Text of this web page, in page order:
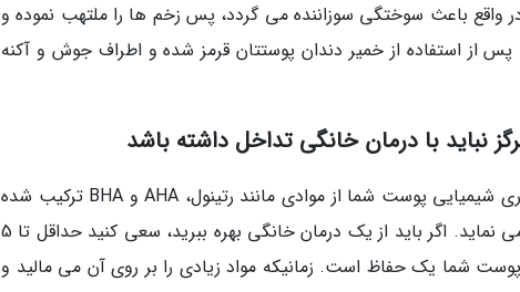
واقع باعث سوختگی سوزاننده می گردد، پس زخم ها را ملتهب نموده و
استفاده از خمیر دندان پوستتان قرمز شده و اطراف جوش و آکنه
نباید با درمان خانگی تداخل داشته باشد
اگر از محصولاتی استفاده می کنید که برای لایه برداری شیمیایی پوست شما از موادی مانند رتینول، AHA و BHA ترکیب شده
اند، بکارگیری یک درمان خانگی فقط آن را تحریک می نماید. اگر باید از یک درمان خانگی بهره ببرید، سعی کنید حداقل تا 5
پوست شما یک حفاظ است. زمانیکه مواد زیادی را بر روی آن می مالید و